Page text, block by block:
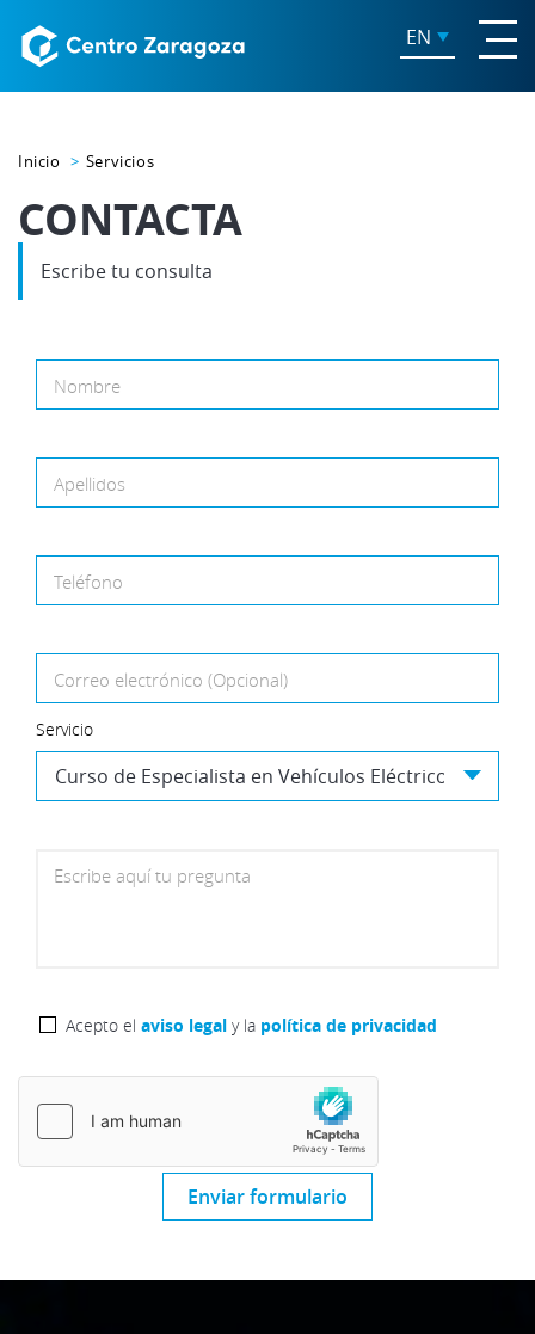
EN
Inicio Servicios
CONTACTA
Escribe tu consulta
Nombre
Apellidos
Teléfono
Correo electrónico (Opcional)
Servicio
Escribe aquí tu pregunta
Acepto el aviso legal y la política de privacidad
Enviar formulario